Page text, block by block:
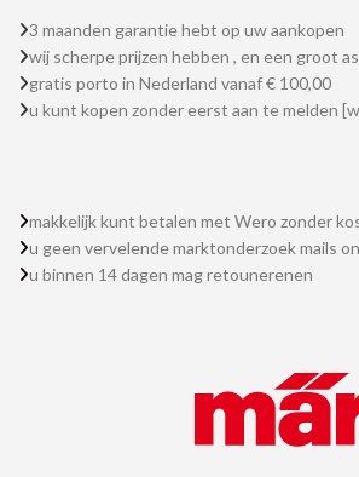
3 maanden garantie hebt op uw aankopen
wij scherpe prijzen hebben , en een groot
gratis porto in Nederland vanaf € 100,00
u kunt kopen zonder eerst aan te melden
makkelijk kunt betalen met Wero zonder
u geen vervelende marktonderzoek mails
u binnen 14 dagen mag retounerenen